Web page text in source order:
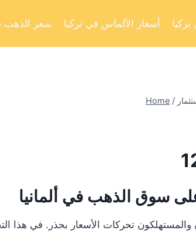
سعر الذهب أسعار الألماس في تركيا تركيا
Home /
سوق الذهب في ألمانيا
تحركات الأسعار بحذر. في هذا